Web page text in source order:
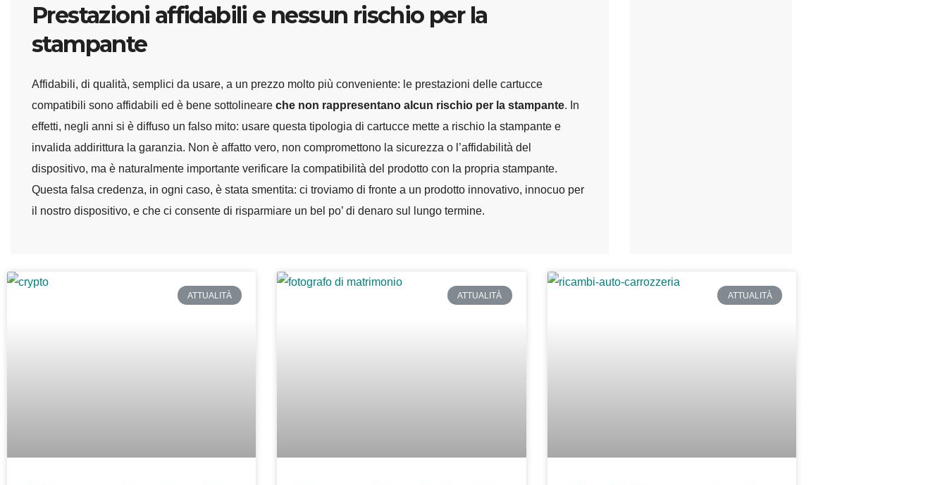
Prestazioni affidabili e nessun rischio per la
stampante
Affidabili, di qualità, semplici da usare, a un prezzo molto più conveniente: le prestazioni delle cartucce
compatibili sono affidabili ed è bene sottolineare che non rappresentano alcun rischio per la stampante. In
effetti, negli anni si è diffuso un falso mito: usare questa tipologia di cartucce mette a rischio la stampante e
invalida addirittura la garanzia. Non è affatto vero, non compromettono la sicurezza o l’affidabilità del
dispositivo, ma è naturalmente importante verificare la compatibilità del prodotto con la propria stampante.
Questa falsa credenza, in ogni caso, è stata smentita: ci troviamo di fronte a un prodotto innovativo, innocuo per
il nostro dispositivo, e che ci consente di risparmiare un bel po’ di denaro sul lungo termine.
ATTUALITÀ ATTUALITÀ ATTUALITÀ